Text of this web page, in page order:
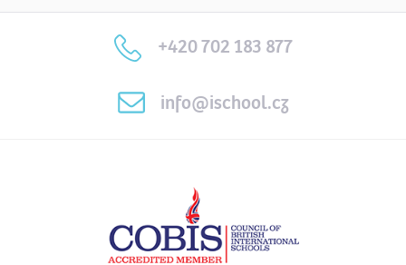
+420 702 183 877
info@ischool.cz